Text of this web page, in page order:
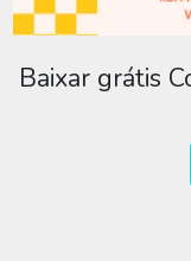
Baixar grátis